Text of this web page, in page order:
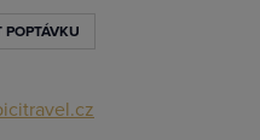
POPTÁVKU